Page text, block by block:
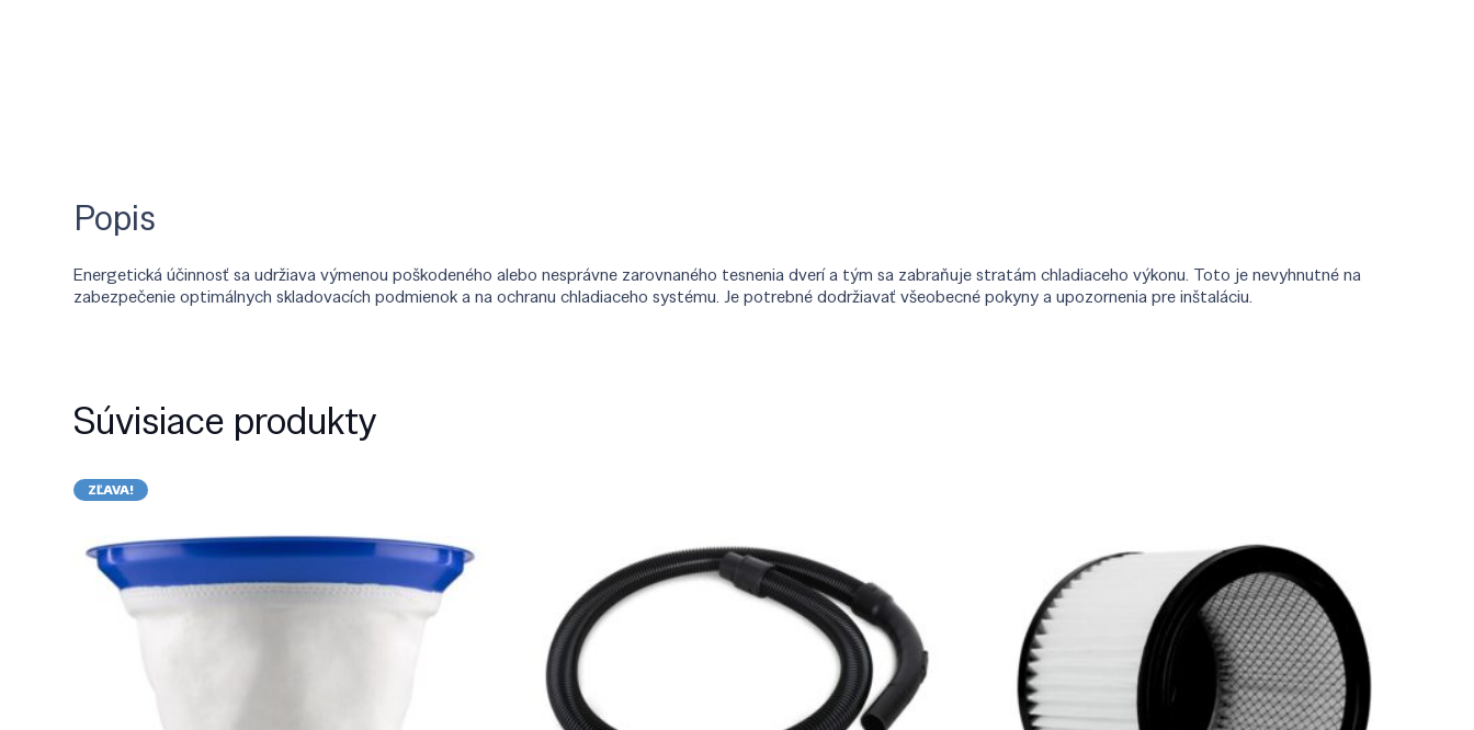
Popis
Energetická účinnosť sa udržiava výmenou poškodeného alebo nesprávne zarovnaného tesnenia dverí a tým sa zabraňuje stratám chladiaceho výkonu. Toto je nevyhnutné na
zabezpečenie optimálnych skladovacích podmienok a na ochranu chladiaceho systému. Je potrebné dodržiavať všeobecné pokyny a upozornenia pre inštaláciu.
Súvisiace produkty
ZĽAVA!